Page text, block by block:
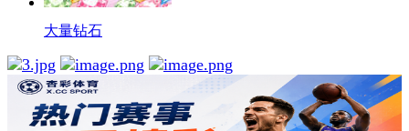
大量钻石